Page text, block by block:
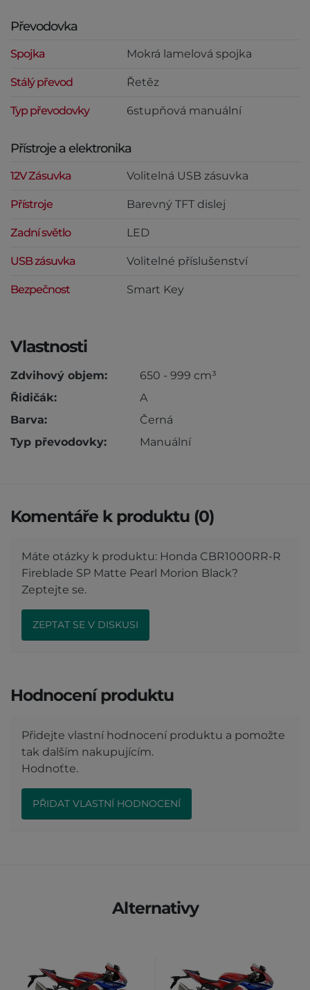
Převodovka
Spojka Mokrá lamelová spojka
Stálý převod Řetěz
Typ převodovky 6stupňová manuální
Přístroje a elektronika
12V Zásuvka Volitelná USB zásuvka
Přístroje Barevný TFT dislej
Zadní světlo LED
USB zásuvka Volitelné příslušenství
Bezpečnost Smart Key
Vlastnosti
Zdvihový objem:
650 - 999 cm³
Řidičák:
A
Barva:
Černá
Typ převodovky:
Manuální
Komentáře k produktu (0)
Máte otázky k produktu: Honda CBR1000RR-R
Fireblade SP Matte Pearl Morion Black?
Zeptejte se.
ZEPTAT SE V DISKUSI
Hodnocení produktu
Přidejte vlastní hodnocení produktu a pomožte
tak dalším nakupujícím.
Hodnoťte.
PŘIDAT VLASTNÍ HODNOCENÍ
Alternativy